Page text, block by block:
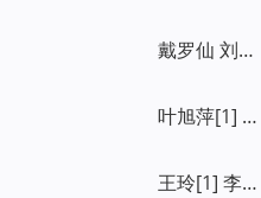
戴罗仙 刘运佳
叶旭萍[1] 迪特玛·瓦特卡姆[2]
王玲[1] 李国春[2]